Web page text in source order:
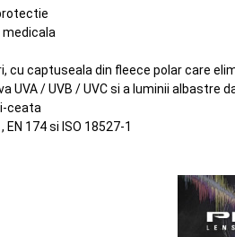
captuseala din fleece polar care
/ UVB / UVC si a luminii albastre
ceata
174 si ISO 18527-1